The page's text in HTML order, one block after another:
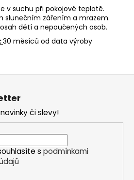
v suchu při pokojové teplotě.
slunečním zářením a mrazem.
dětí a nepoučených osob.
30 měsíců od data výroby
či slevy!
s podmínkami